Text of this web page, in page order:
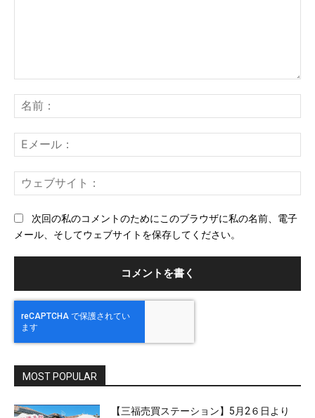
ン
ト：
前
メ
ー
ェ
次回の私のコメントのためにこのブラウザに私の名前、電子
メール、そしてウェブサイトを保存してください。
MOST POPULAR
【三福売買ステーション】5月2６日より